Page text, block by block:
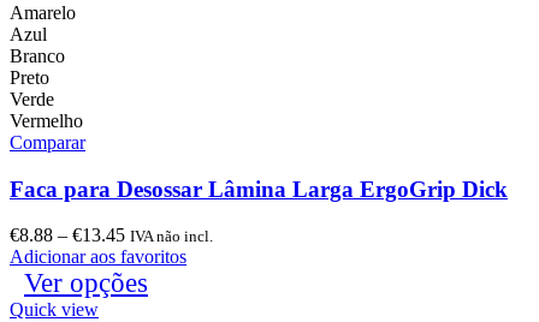
Amarelo
Azul
Branco
Preto
Verde
Vermelho
Comparar
Faca para Desossar Lâmina Larga ErgoGrip Dick
€8.88 – €13.45 IVA não incl.
Adicionar aos favoritos
Ver opções
Quick view